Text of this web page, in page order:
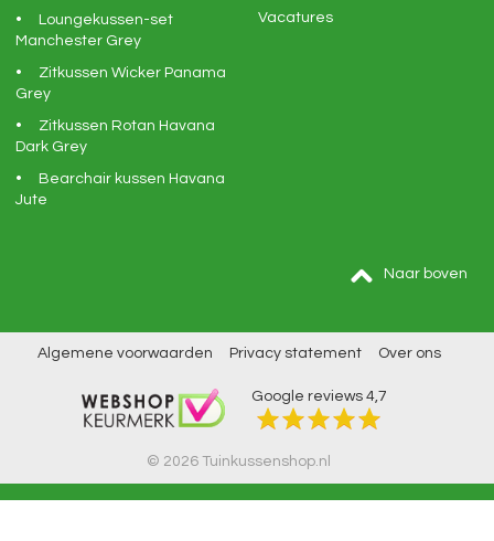
Loungekussen-set
Manchester Grey
Zitkussen Wicker Panama
Grey
Zitkussen Rotan Havana
Dark Grey
Bearchair kussen Havana
Jute
Vacatures
Naar boven
Algemene voorwaarden Privacy statement Over ons
Google reviews 4,7
© 2026 Tuinkussenshop.nl